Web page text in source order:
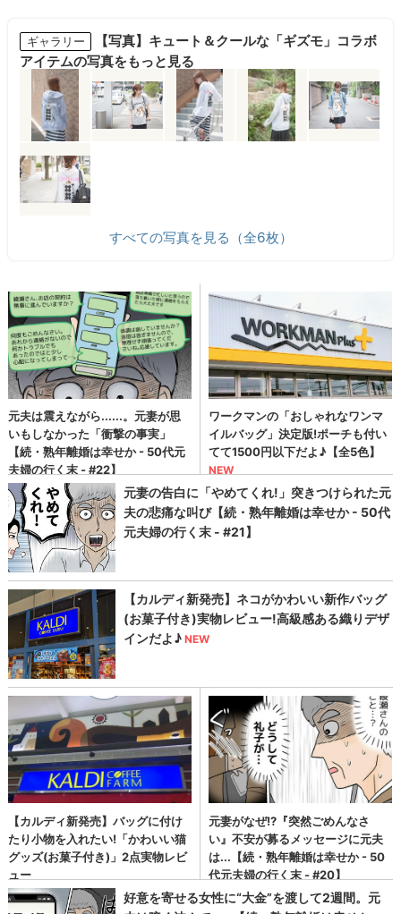
ギャラリー
【写真】キュート＆クールな「ギズモ」コラボ
アイテムの写真をもっと見る
すべての写真を見る（全6枚）